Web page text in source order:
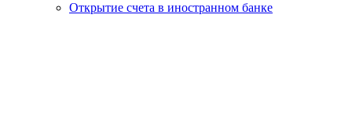
Открытие счета в иностранном банке